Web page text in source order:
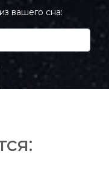
вашего сна: